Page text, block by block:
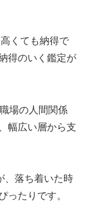
くても納得で
得のいく鑑定が
場の人間関係
幅広い層から支
、落ち着いた時
ったりです。